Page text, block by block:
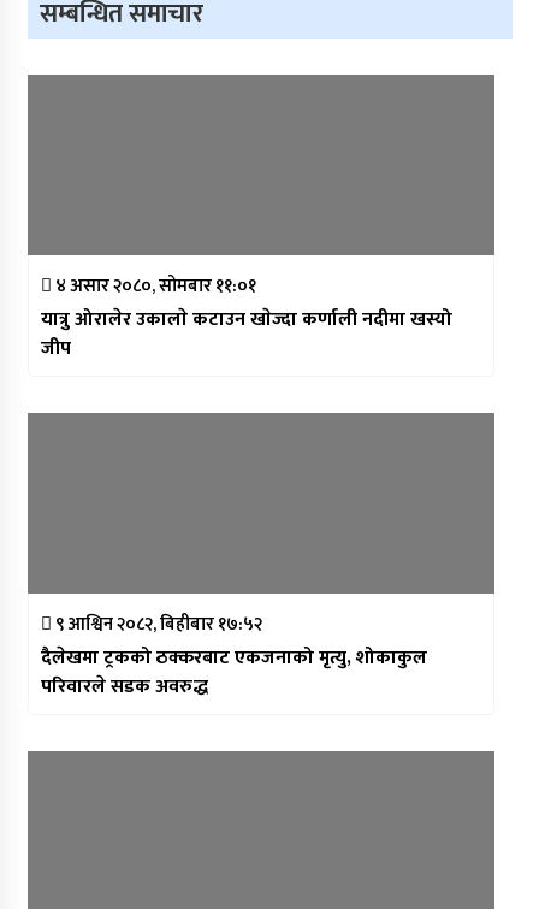
सम्बन्धित समाचार
४ असार २०८०, सोमबार ११:०१
यात्रु ओरालेर उकालाे कटाउन खाेज्दा कर्णाली नदीमा खस्यो
जीप
९ आश्विन २०८२, बिहीबार १७:५२
दैलेखमा ट्रकको ठक्करबाट एकजनाको मृत्यु, शोकाकुल
परिवारले सडक अवरुद्ध